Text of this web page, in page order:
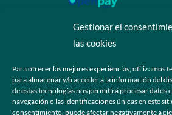
Gestionar el
las cookies
Para ofrecer las mejores experiencias, utilizamos
para almacenar y/o acceder a la información del
de estas tecnologías nos permitirá procesar datos
navegación o las identificaciones únicas en este
consentimiento, puede afectar negativamente a
 +52 55 6173 7725 (Ventas)
 hola@grupo-omk.com